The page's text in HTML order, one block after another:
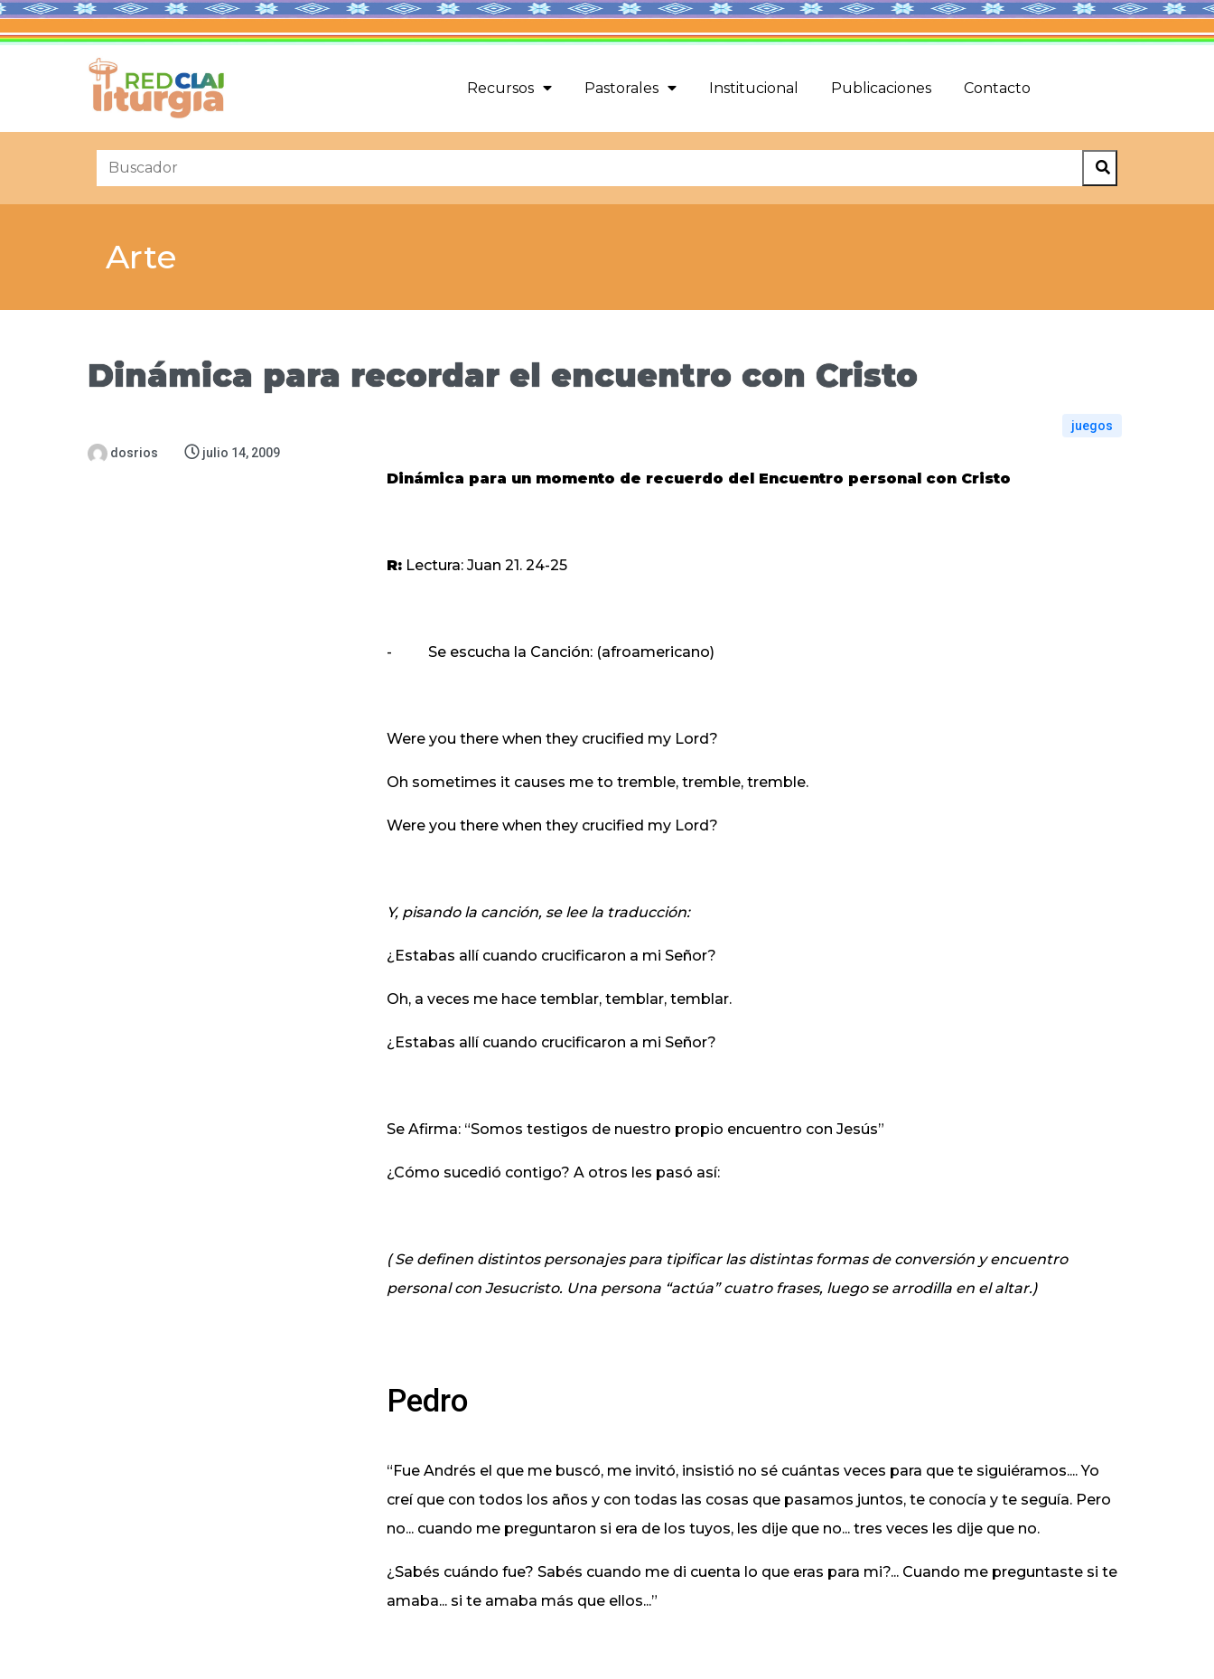
Recursos Pastorales Institucional Publicaciones Contacto
Arte
Dinámica para recordar el encuentro con Cristo
dosrios julio 14, 2009
juegos
Dinámica para un momento de recuerdo del Encuentro personal con Cristo
R: Lectura: Juan 21. 24-25
- Se escucha la Canción: (afroamericano)
Were you there when they crucified my Lord?
Oh sometimes it causes me to tremble, tremble, tremble.
Were you there when they crucified my Lord?
Y, pisando la canción, se lee la traducción:
¿Estabas allí cuando crucificaron a mi Señor?
Oh, a veces me hace temblar, temblar, temblar.
¿Estabas allí cuando crucificaron a mi Señor?
Se Afirma: “Somos testigos de nuestro propio encuentro con Jesús”
¿Cómo sucedió contigo? A otros les pasó así:
( Se definen distintos personajes para tipificar las distintas formas de conversión y encuentro
personal con Jesucristo. Una persona “actúa” cuatro frases, luego se arrodilla en el altar.)
Pedro
“Fue Andrés el que me buscó, me invitó, insistió no sé cuántas veces para que te siguiéramos.... Yo
creí que con todos los años y con todas las cosas que pasamos juntos, te conocía y te seguía. Pero
no... cuando me preguntaron si era de los tuyos, les dije que no... tres veces les dije que no.
¿Sabés cuándo fue? Sabés cuando me di cuenta lo que eras para mi?... Cuando me preguntaste si te
amaba... si te amaba más que ellos...”